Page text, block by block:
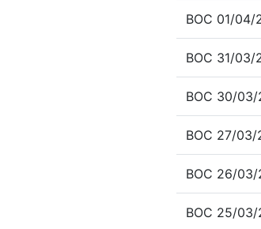
BOC 01/04/
BOC 31/03/
BOC 30/
BOC 27/03/
BOC 26/
BOC 25/